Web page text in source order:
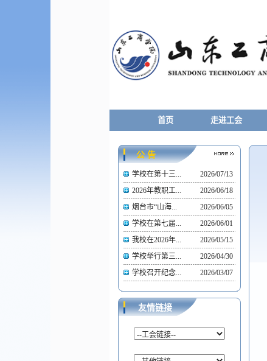
首页 走进工会
公 告
学校在第十三...
2026/07/13
2026年教职工...
2026/06/18
烟台市“山海...
2026/06/05
学校在第七届...
2026/06/01
我校在2026年...
2026/05/15
学校举行第三...
2026/04/30
学校召开纪念...
2026/03/07
友情链接